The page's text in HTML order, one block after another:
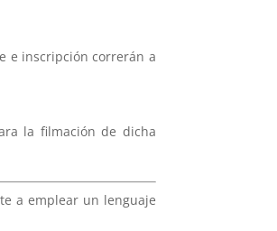
e inscripción correrán a
la filmación de dicha
a emplear un lenguaje